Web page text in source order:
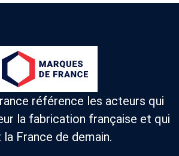
référence les acteurs qui
la fabrication française et qui
France de demain.